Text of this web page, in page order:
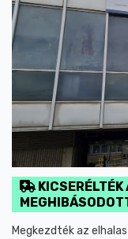
KICSERÉLTÉK
Megkezdték az